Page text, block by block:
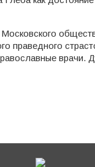
праведного
врачи.